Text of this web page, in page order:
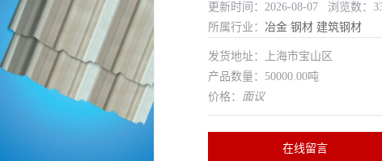
更新时间：2026-08-07 浏览数：
所属行业： 冶金 钢材 建筑钢材
发货地址：上海市宝山区
产品数量：50000.00吨
价格： 面议
在线留言